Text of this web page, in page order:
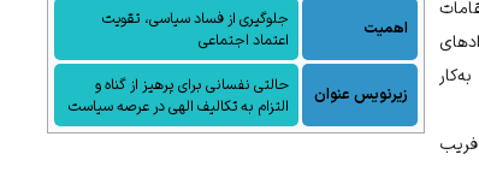
اهمیت جلوگیری از فساد سیاسی، تقویت
اعتماد اجتماعی
زیرنویس عنوان
حالتی نفسانی برای پرهیز از گناه و
التزام به تکالیف الهی در عرصه سیاست